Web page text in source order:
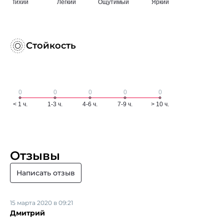
Стойкость
Отзывы
Написать отзыв
Дмитрий
15 марта 2020 в 09:21